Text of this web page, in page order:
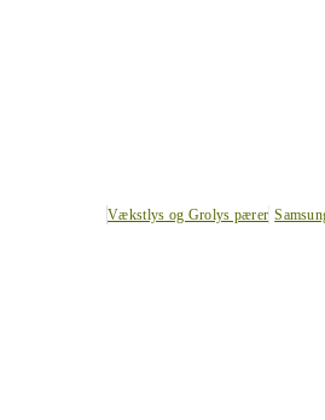
Vækstlys og Grolys pærer